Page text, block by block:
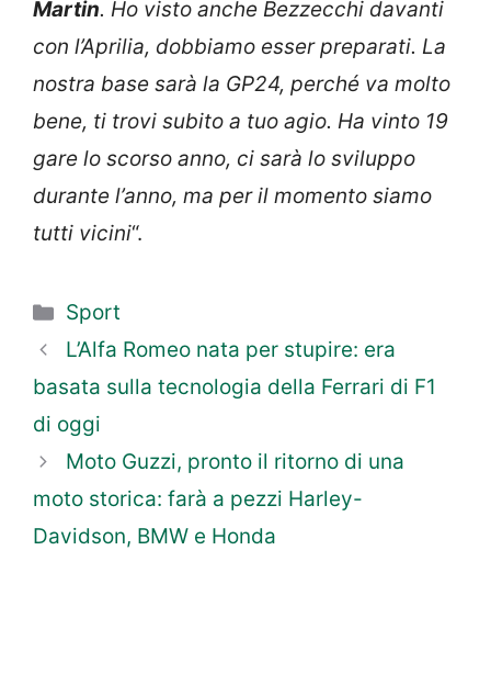
Martin. Ho visto anche Bezzecchi davanti
con l’Aprilia, dobbiamo esser preparati. La
nostra base sarà la GP24, perché va molto
bene, ti trovi subito a tuo agio. Ha vinto 19
gare lo scorso anno, ci sarà lo sviluppo
durante l’anno, ma per il momento siamo
tutti vicini“.
Categorie
Sport
L’Alfa Romeo nata per stupire: era
basata sulla tecnologia della Ferrari di F1
di oggi
Moto Guzzi, pronto il ritorno di una
moto storica: farà a pezzi Harley-
Davidson, BMW e Honda